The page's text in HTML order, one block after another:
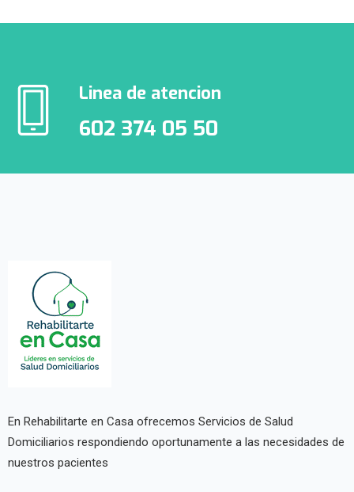
Linea de atencion
602 374 05 50
En Rehabilitarte en Casa ofrecemos Servicios de Salud
Domiciliarios respondiendo oportunamente a las necesidades de
nuestros pacientes